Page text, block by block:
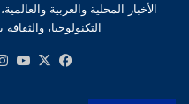
الأخبار المحلية والعربية
التكنولوجيا،
فيسبوك
‫X